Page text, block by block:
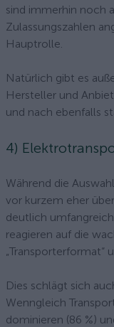
sind immerhin noch
Zulassungszahlen
Hauptrolle.
Natürlich gibt es
Hersteller und
und nach ebenfalls
4)
Während die
vor kurzem eher
deutlich
reagieren auf die
„Transporterformat“
Dies schlägt sich
Wenngleich
dominieren (86 %)